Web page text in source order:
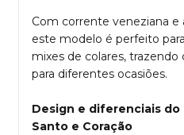
Com corrente veneziana
este modelo é perfeito
mixes de colares,
para diferentes ocasiões.
Design e diferenciais do
Santo e Coração